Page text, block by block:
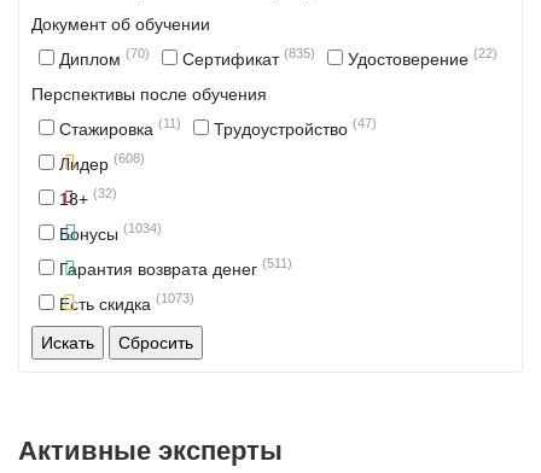
Документ об обучении
Диплом (70) Сертификат (835) Удостоверение (22)
Перспективы после обучения
Стажировка (11) Трудоустройство (47)
Лидер (608)
18+ (32)
Бонусы (1034)
Гарантия возврата денег (511)
Есть скидка (1073)
Активные эксперты